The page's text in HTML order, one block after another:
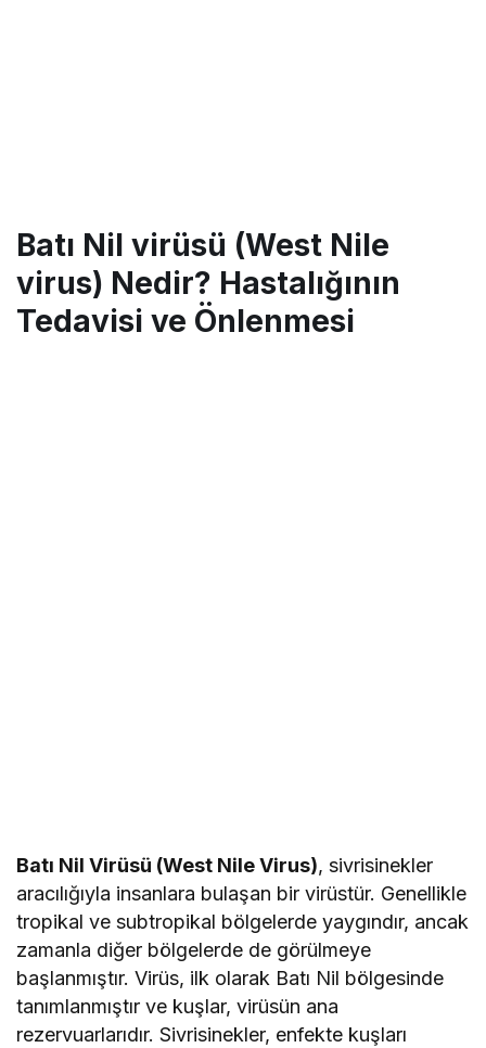
Batı Nil virüsü (West Nile
virus) Nedir? Hastalığının
Tedavisi ve Önlenmesi
Batı Nil Virüsü (West Nile Virus), sivrisinekler
aracılığıyla insanlara bulaşan bir virüstür. Genellikle
tropikal ve subtropikal bölgelerde yaygındır, ancak
zamanla diğer bölgelerde de görülmeye
başlanmıştır. Virüs, ilk olarak Batı Nil bölgesinde
tanımlanmıştır ve kuşlar, virüsün ana
rezervuarlarıdır. Sivrisinekler, enfekte kuşları